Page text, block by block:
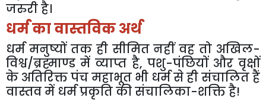
जरुरीहै।
धर्मकावास्तविकअर्थ
धर्म मनुष्यों तक ही सीमित नहीं वह तो अखिल-
विश्व/ब्रह्माण्ड में व्याप्त है, पशु-पंछियों और वृक्षों
के अतिरिक्तपंचमहाभूत भी धर्मसेहीसंचालितहैं
वास्तवमें धर्मप्रकृतिकीसंचालिका-शक्तिहै!